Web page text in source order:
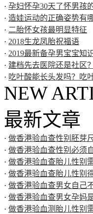
· 孕妇怀孕30天了怀男孩
· 造娃运动的正确姿势有
· 二胎怀女孩最明显特征
· 2018生龙凤胎祝福语
· 2019最新备孕男宝宝知
· 建档先去医院还是社区
· 吃叶酸能长头发吗？吃
NEW
最新文章
· 做香港验血查性别胚芽
· 做香港验血查性别必须
· 做香港验血查胎儿性别
· 做香港验血查胎儿性别
· 做香港验血查男女自己
· 做香港验血查男女孕妈
· 做香港验血测胎儿性别